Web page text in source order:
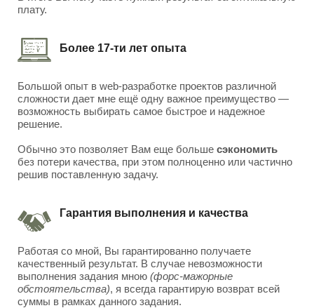
плату.
Более 17-ти лет опыта
Большой опыт в web-разработке проектов различной
сложности дает мне ещё одну важное преимущество —
возможность выбирать самое быстрое и надежное
решение.
Обычно это позволяет Вам еще больше сэкономить
без потери качества, при этом полноценно или частично
решив поставленную задачу.
Гарантия выполнения и качества
Работая со мной, Вы гарантированно получаете
качественный результат. В случае невозможности
выполнения задания мною (форс-мажорные
обстоятельства), я всегда гарантирую возврат всей
суммы в рамках данного задания.